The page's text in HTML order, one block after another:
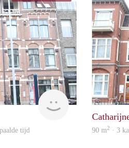
housing
tijd 90 m2 · 3